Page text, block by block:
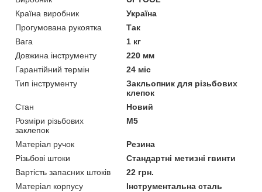
Країна виробник
Україна
Прогумована рукоятка
Так
Вага
1 кг
Довжина інструменту
220 мм
Гарантійний термін
24 міс
Тип інструменту
Закльопник для різьбових
клепок
Стан
Новий
Розміри різьбових
заклепок
M5
Матеріал ручок
Резина
Різьбові штоки
Стандартні метизні гвинти
Вартість запасних штоків
22 грн.
Матеріал корпусу
Інструментальна сталь